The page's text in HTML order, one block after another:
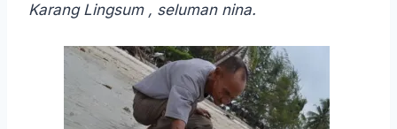
Karang Lingsum , seluman nina.